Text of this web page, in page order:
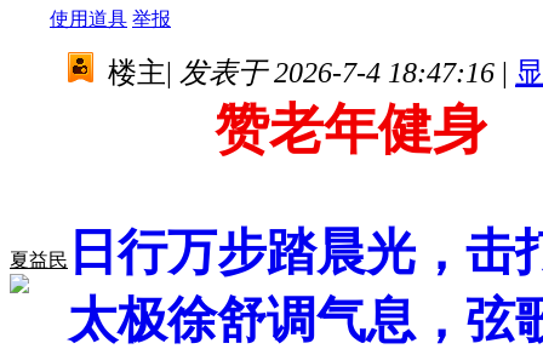
使用道具 举报
夏益民
楼主| 发表于 2026-7-4 18:47:16 |
赞老年健身
日行万步踏晨光，击
太极徐舒调气息，弦